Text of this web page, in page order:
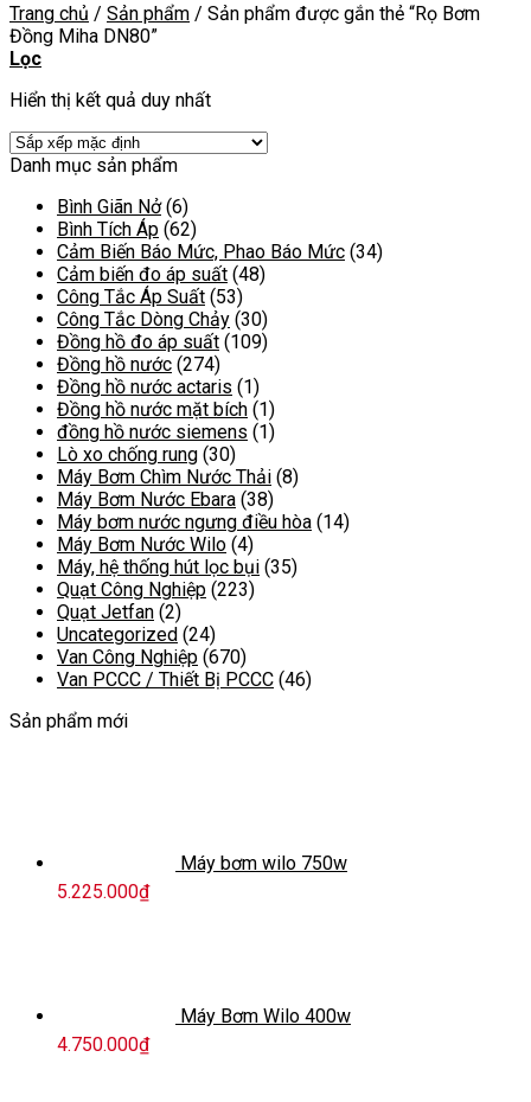
Trang chủ / Sản phẩm / Sản phẩm được gắn thẻ “Rọ Bơm
Đồng Miha DN80”
Lọc
Hiển thị kết quả duy nhất
Danh mục sản phẩm
Bình Giãn Nở (6)
Bình Tích Áp (62)
Cảm Biến Báo Mức, Phao Báo Mức (34)
Cảm biến đo áp suất (48)
Công Tắc Áp Suất (53)
Công Tắc Dòng Chảy (30)
Đồng hồ đo áp suất (109)
Đồng hồ nước (274)
Đồng hồ nước actaris (1)
Đồng hồ nước mặt bích (1)
đồng hồ nước siemens (1)
Lò xo chống rung (30)
Máy Bơm Chìm Nước Thải (8)
Máy Bơm Nước Ebara (38)
Máy bơm nước ngưng điều hòa (14)
Máy Bơm Nước Wilo (4)
Máy, hệ thống hút lọc bụi (35)
Quạt Công Nghiệp (223)
Quạt Jetfan (2)
Uncategorized (24)
Van Công Nghiệp (670)
Van PCCC / Thiết Bị PCCC (46)
Sản phẩm mới
Máy bơm wilo 750w
5.225.000₫
Máy Bơm Wilo 400w
4.750.000₫